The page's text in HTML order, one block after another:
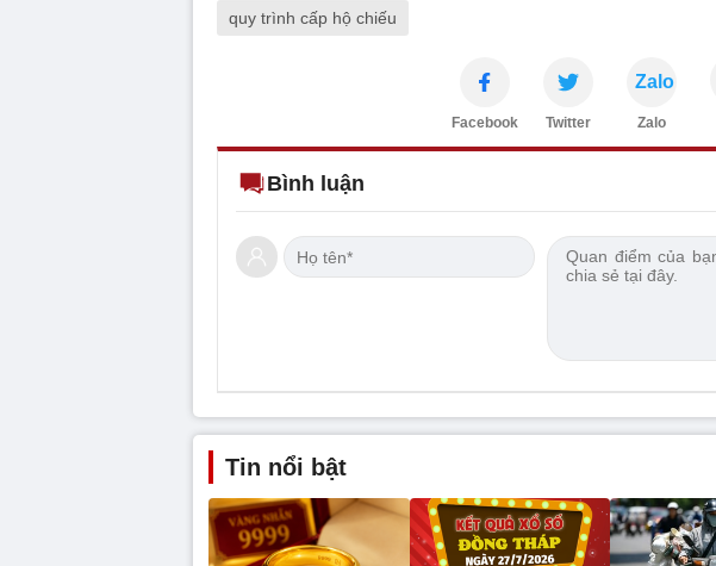
quy trình cấp hộ chiếu
Facebook Twitter
Zalo
Zalo
Bình luận
Tin nổi bật